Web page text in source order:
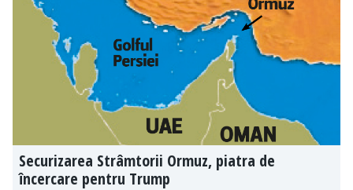
Securizarea Strâmtorii Ormuz, piatra de
încercare pentru Trump